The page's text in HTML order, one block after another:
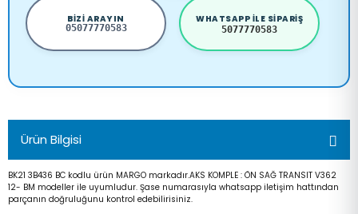
BIZI ARAYIN
05077770583
WHATSAPP ILE SIPARIŞ
5077770583
Ürün Bilgisi
BK21 3B436 BC kodlu ürün MARGO markadır.AKS KOMPLE : ÖN SAĞ TRANSIT V362
12- BM modeller ile uyumludur. Şase numarasıyla whatsapp iletişim hattından
parçanın doğruluğunu kontrol edebilirisiniz.